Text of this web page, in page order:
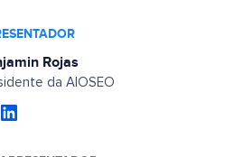
Rojas
da AIOSEO